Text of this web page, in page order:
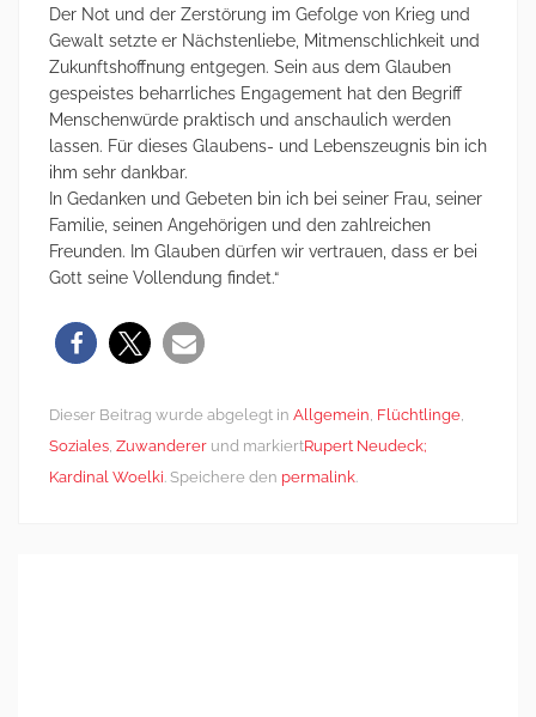
Der Not und der Zerstörung im Gefolge von Krieg und
Gewalt setzte er Nächstenliebe, Mitmenschlichkeit und
Zukunftshoffnung entgegen. Sein aus dem Glauben
gespeistes beharrliches Engagement hat den Begriff
Menschenwürde praktisch und anschaulich werden
lassen. Für dieses Glaubens- und Lebenszeugnis bin ich
ihm sehr dankbar.
In Gedanken und Gebeten bin ich bei seiner Frau, seiner
Familie, seinen Angehörigen und den zahlreichen
Freunden. Im Glauben dürfen wir vertrauen, dass er bei
Gott seine Vollendung findet.“
Dieser Beitrag wurde abgelegt in Allgemein, Flüchtlinge,
Soziales, Zuwanderer und markiertRupert Neudeck;
Kardinal Woelki. Speichere den permalink.